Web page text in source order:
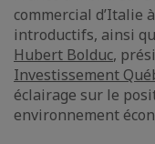
commercial d’Italie
introductifs, ainsi
Hubert Bolduc,
Investissement
éclairage sur le
environnement